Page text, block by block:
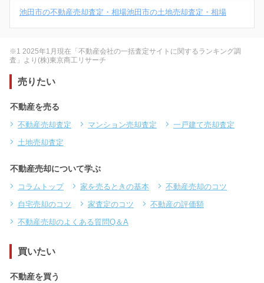
池田市の不動産売却査定・相場池田市の土地売却査定・相場
※1 2025年1月現在「不動産会社の一括査定サイトに関するランキング調
査」より(株)東京商工リサーチ
売りたい
不動産を売る
不動産売却査定 マンション売却査定
一戸建て売却査定
土地売却査定
不動産売却について学ぶ
コラムトップ 家を売るときの基本
不動産売却のコツ
自宅売却のコツ
家査定のコツ
不動産の評価額
不動産売却のよくある質問Q＆A
買いたい
不動産を買う